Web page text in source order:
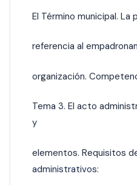
El Término municipal. La
referencia al
organización.
Tema 3. El acto
y
elementos. Requisitos
administrativos: